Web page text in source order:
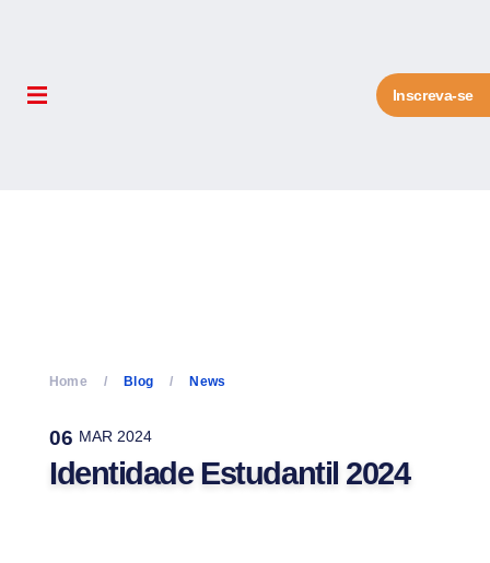
Inscreva-se
Home Blog News
06 MAR 2024
Identidade Estudantil 2024